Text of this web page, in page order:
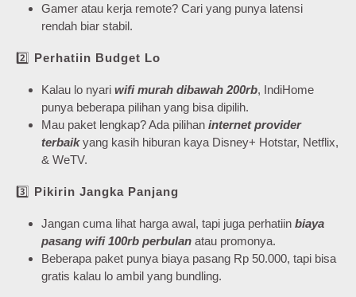
Gamer atau kerja remote? Cari yang punya latensi
rendah biar stabil.
2️⃣ Perhatiin Budget Lo
Kalau lo nyari wifi murah dibawah 200rb, IndiHome
punya beberapa pilihan yang bisa dipilih.
Mau paket lengkap? Ada pilihan internet provider
terbaikyang kasih hiburan kaya Disney+ Hotstar, Netflix,
& WeTV.
3️⃣ Pikirin Jangka Panjang
Jangan cuma lihat harga awal, tapi juga perhatiin biaya
pasang wifi 100rb perbulan atau promonya.
Beberapa paket punya biaya pasang Rp 50.000, tapi bisa
gratis kalau lo ambil yang bundling.